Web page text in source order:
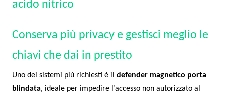
acido nitrico
Conserva più privacy e gestisci meglio le
chiavi che dai in prestito
Uno dei sistemi più richiesti è ildefender magnetico porta
blindata, ideale per impedire l’accesso non autorizzato al